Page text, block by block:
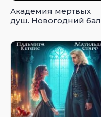
Академия мертвых
душ. Новогодний бал